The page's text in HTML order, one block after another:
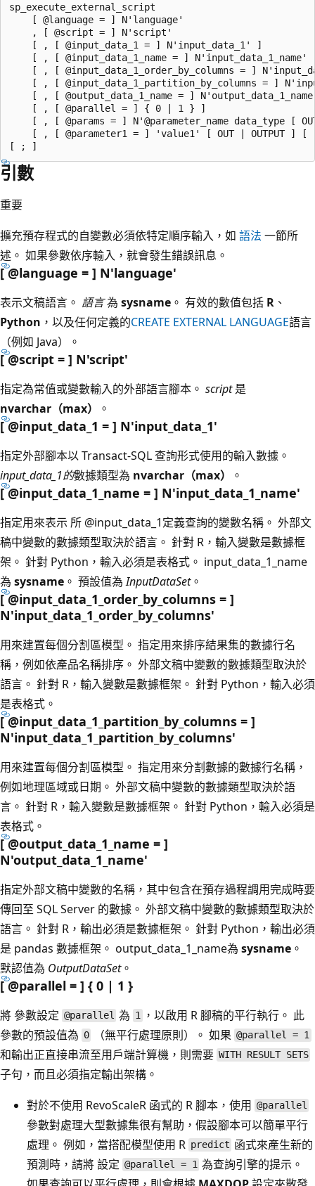
sp_execute_external_script
    [ @language = ] N'language'
    , [ @script = ] N'script'
    [ , [ @input_data_1 = ] N'input_data_1' ]
[ , [ @input_data_1_name = ] N'input_data_1_name'
[ , [ @input_data_1_order_by_columns = ]
[ , [ @input_data_1_partition_by_columns = ]
[ , [ @output_data_1_name = ]
    [ , [ @parallel = ] { 0 | 1 } ]
[ , [ @params = ] N'@parameter_name data_type [
[ , [ @parameter1 = ] 'value1' [ OUT | OUTPUT ] [
引數
重要
擴充預存程式的自變數必須依特定順序輸入，如 語法 一節所
述。 如果參數依序輸入，就會發生錯誤訊息。
[ @language = ] N'language'
表示文稿語言。 語言為 sysname 。 有效的數值包括 R 、
Python ，以及任何定義的CREATE EXTERNAL LANGUAGE語言
（例如 Java）。
[ @script = ] N'script'
指定為常值或變數輸入的外部語言腳本。 script是
nvarchar（max）
。
[ @input_data_1 = ] N'input_data_1'
指定外部腳本以 Transact-SQL 查詢形式使用的輸入數據。
input_data_1的數據類型為 nvarchar（max） 。
[ @input_data_1_name = ] N'input_data_1_name'
指定用來表示 所 @input_data_1定義查詢的變數名稱。 外部文
稿中變數的數據類型取決於語言。 針對 R，輸入變數是數據框
架。 針對 Python，輸入必須是表格式。 input_data_1_name
為 sysname 。 預設值為InputDataSet。
[ @input_data_1_order_by_columns = ]
N'input_data_1_order_by_columns'
用來建置每個分割區模型。 指定用來排序結果集的數據行名
稱，例如依產品名稱排序。 外部文稿中變數的數據類型取決於
語言。 針對 R，輸入變數是數據框架。 針對 Python，輸入必須
是表格式。
[ @input_data_1_partition_by_columns = ]
N'input_data_1_partition_by_columns'
用來建置每個分割區模型。 指定用來分割數據的數據行名稱，
例如地理區域或日期。 外部文稿中變數的數據類型取決於語
言。 針對 R，輸入變數是數據框架。 針對 Python，輸入必須是
表格式。
[ @output_data_1_name = ]
N'output_data_1_name'
指定外部文稿中變數的名稱，其中包含在預存過程調用完成時要
傳回至 SQL Server 的數據。 外部文稿中變數的數據類型取決於
語言。 針對 R，輸出必須是數據框架。 針對 Python，輸出必須
是 pandas 數據框架。 output_data_1_name為 sysname 。
默認值為 OutputDataSet。
[ @parallel = ] { 0 | 1 }
將 參數設定 @parallel 為 1，以啟用 R 腳稿的平行執行。 此
參數的預設值為 0 （無平行處理原則）。 如果 @parallel = 1
和輸出正直接串流至用戶端計算機，則需要 WITH RESULT SETS
子句，而且必須指定輸出架構。
對於不使用 RevoScaleR 函式的 R 腳本，使用 @parallel
參數對處理大型數據集很有幫助，假設腳本可以簡單平行
處理。 例如，當搭配模型使用 R predict 函式來產生新的
預測時，請將 設定 @parallel = 1 為查詢引擎的提示。